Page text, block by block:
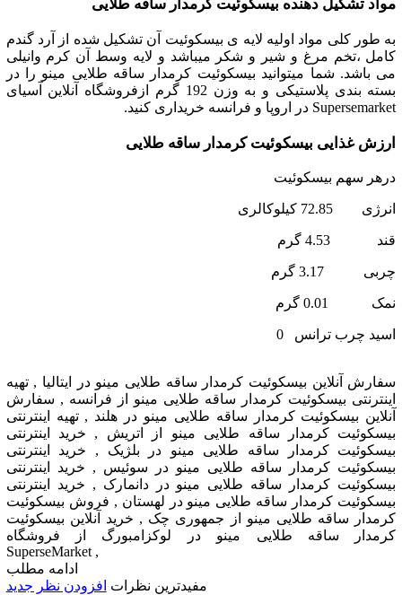
مواد تشکیل دهنده بیسکوئیت کرمدار ساقه طلایی
به طور کلی مواد اولیه لایه ی بیسکوئیت آن تشکیل شده از آرد گندم
کامل ،تخم مرغ و شیر و شکر میباشد و لایه وسط آن کرم وانیلی
می باشد. شما میتوانید بیسکوئیت کرمدار ساقه طلایی مینو را در
بسته بندی پلاستیکی و به وزن 192 گرم ازفروشگاه آنلاین آسیای
Supersemarket در اروپا و فرانسه خریداری کنید.
ارزش غذایی بیسکوئیت کرمدار ساقه طلایی
درهر سهم بیسکوئیت
انرژی 72.85 کیلوکالری
قند 4.53 گرم
چربی 3.17 گرم
نمک 0.01 گرم
اسید چرب ترانس 0
سفارش آنلاین بیسکوئیت کرمدار ساقه طلایی مینو در ایتالیا , تهیه
اینترنتی بیسکوئیت کرمدار ساقه طلایی مینو از فرانسه , سفارش
آنلاین بیسکوئیت کرمدار ساقه طلایی مینو در هلند , تهیه اینترنتی
بیسکوئیت کرمدار ساقه طلایی مینو از اتریش , خرید اینترنتی
بیسکوئیت کرمدار ساقه طلایی مینو در بلژیک , خرید اینترنتی
بیسکوئیت کرمدار ساقه طلایی مینو در سوئیس , خرید اینترنتی
بیسکوئیت کرمدار ساقه طلایی مینو در دانمارک , خرید اینترنتی
بیسکوئیت کرمدار ساقه طلایی مینو در لهستان , فروش بیسکوئیت
کرمدار ساقه طلایی مینو از جمهوری چک , خرید آنلاین بیسکوئیت
کرمدار ساقه طلایی مینو در لوکزامبورگ از فروشگاه
SuperseMarket ,
ادامه مطلب
مفیدترین نظرات افزودن نظر جدید